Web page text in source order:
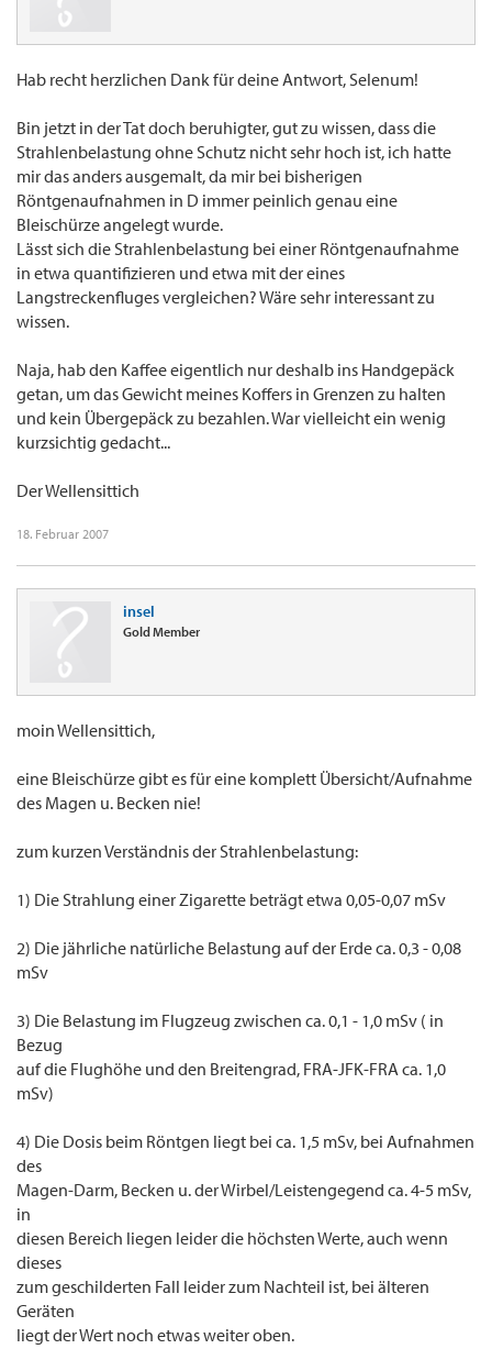
Hab recht herzlichen Dank für deine Antwort, Selenum!
Bin jetzt in der Tat doch beruhigter, gut zu wissen, dass die
Strahlenbelastung ohne Schutz nicht sehr hoch ist, ich hatte
mir das anders ausgemalt, da mir bei bisherigen
Röntgenaufnahmen in D immer peinlich genau eine
Bleischürze angelegt wurde.
Lässt sich die Strahlenbelastung bei einer Röntgenaufnahme
in etwa quantifizieren und etwa mit der eines
Langstreckenfluges vergleichen? Wäre sehr interessant zu
wissen.
Naja, hab den Kaffee eigentlich nur deshalb ins Handgepäck
getan, um das Gewicht meines Koffers in Grenzen zu halten
und kein Übergepäck zu bezahlen. War vielleicht ein wenig
kurzsichtig gedacht...
Der Wellensittich
18. Februar 2007
insel
Gold Member
moin Wellensittich,
eine Bleischürze gibt es für eine komplett Übersicht/Aufnahme
des Magen u. Becken nie!
zum kurzen Verständnis der Strahlenbelastung:
1) Die Strahlung einer Zigarette beträgt etwa 0,05-0,07 mSv
2) Die jährliche natürliche Belastung auf der Erde ca. 0,3 - 0,08
mSv
3) Die Belastung im Flugzeug zwischen ca. 0,1 - 1,0 mSv ( in
Bezug
auf die Flughöhe und den Breitengrad, FRA-JFK-FRA ca. 1,0
mSv)
4) Die Dosis beim Röntgen liegt bei ca. 1,5 mSv, bei Aufnahmen
des
Magen-Darm, Becken u. der Wirbel/Leistengegend ca. 4-5 mSv,
in
diesen Bereich liegen leider die höchsten Werte, auch wenn
dieses
zum geschilderten Fall leider zum Nachteil ist, bei älteren
Geräten
liegt der Wert noch etwas weiter oben.